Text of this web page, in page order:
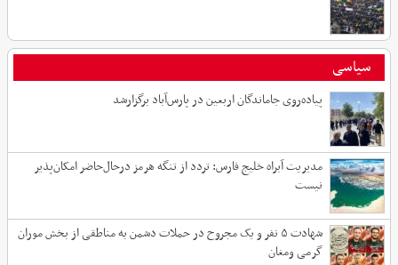
سیاسی
پیاده‌روی جاماندگان اربعین در پارس‌آباد برگزارشد
مدیریت آبراه خلیج فارس: تردد از تنگه هرمز درحال‌حاضر امکان‌پذیر
نیست
شهادت ۵ نفر و یک مجروح در حملات دشمن به مناطقی از بخش موران
گرمی ومغان